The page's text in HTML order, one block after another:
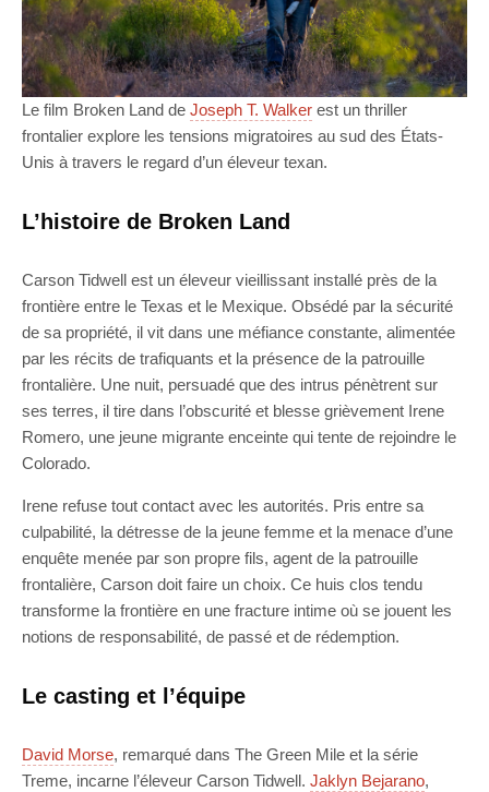
Le film Broken Land de Joseph T. Walker est un thriller
frontalier explore les tensions migratoires au sud des États-
Unis à travers le regard d’un éleveur texan.
L’histoire de Broken Land
Carson Tidwell est un éleveur vieillissant installé près de la
frontière entre le Texas et le Mexique. Obsédé par la sécurité
de sa propriété, il vit dans une méfiance constante, alimentée
par les récits de trafiquants et la présence de la patrouille
frontalière. Une nuit, persuadé que des intrus pénètrent sur
ses terres, il tire dans l’obscurité et blesse grièvement Irene
Romero, une jeune migrante enceinte qui tente de rejoindre le
Colorado.
Irene refuse tout contact avec les autorités. Pris entre sa
culpabilité, la détresse de la jeune femme et la menace d’une
enquête menée par son propre fils, agent de la patrouille
frontalière, Carson doit faire un choix. Ce huis clos tendu
transforme la frontière en une fracture intime où se jouent les
notions de responsabilité, de passé et de rédemption.
Le casting et l’équipe
David Morse, remarqué dans The Green Mile et la série
Treme, incarne l’éleveur Carson Tidwell. Jaklyn Bejarano,